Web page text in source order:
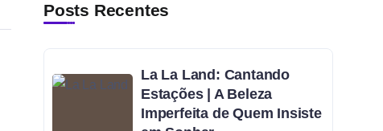
Posts Recentes
La La Land: Cantando
Estações | A Beleza
Imperfeita de Quem Insiste